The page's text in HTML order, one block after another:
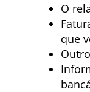
O
que